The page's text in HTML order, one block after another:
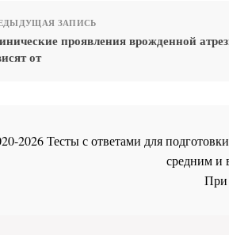
ЗАПИСЬ
проявления врожденной
от
2026 Тесты с ответами для
средним и
При